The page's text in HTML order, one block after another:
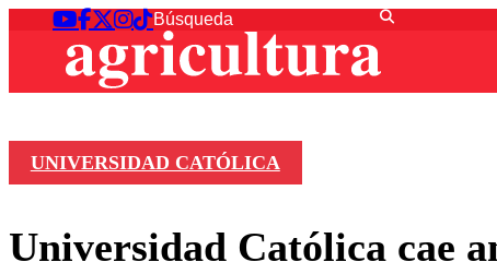
UNIVERSIDAD CATÓLICA
Universidad Católica cae